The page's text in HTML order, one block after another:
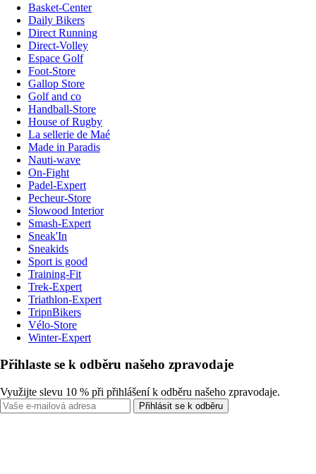
Basket-Center
Daily Bikers
Direct Running
Direct-Volley
Espace Golf
Foot-Store
Gallop Store
Golf and co
Handball-Store
House of Rugby
La sellerie de Maé
Made in Paradis
Nauti-wave
On-Fight
Padel-Expert
Pecheur-Store
Slowood Interior
Smash-Expert
Sneak'In
Sneakids
Sport is good
Training-Fit
Trek-Expert
Triathlon-Expert
TripnBikers
Vélo-Store
Winter-Expert
Přihlaste se k odběru našeho zpravodaje
Využijte slevu 10 % při přihlášení k odběru našeho zpravodaje.
Přihlásit se k odběru